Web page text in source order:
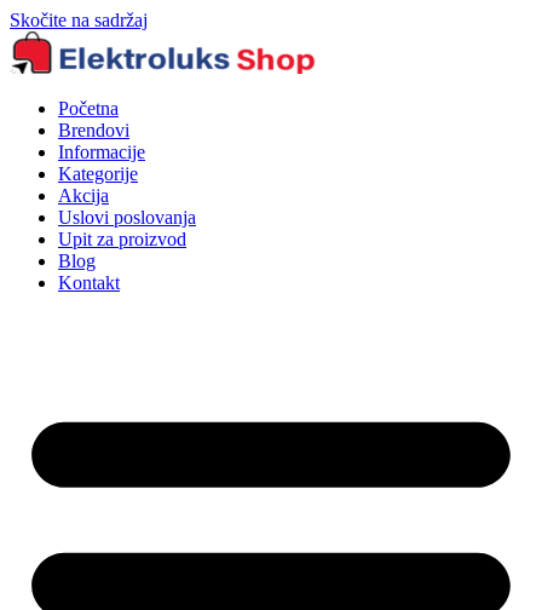
Skočite na sadržaj
Početna
Brendovi
Informacije
Kategorije
Akcija
Uslovi poslovanja
Upit za proizvod
Blog
Kontakt